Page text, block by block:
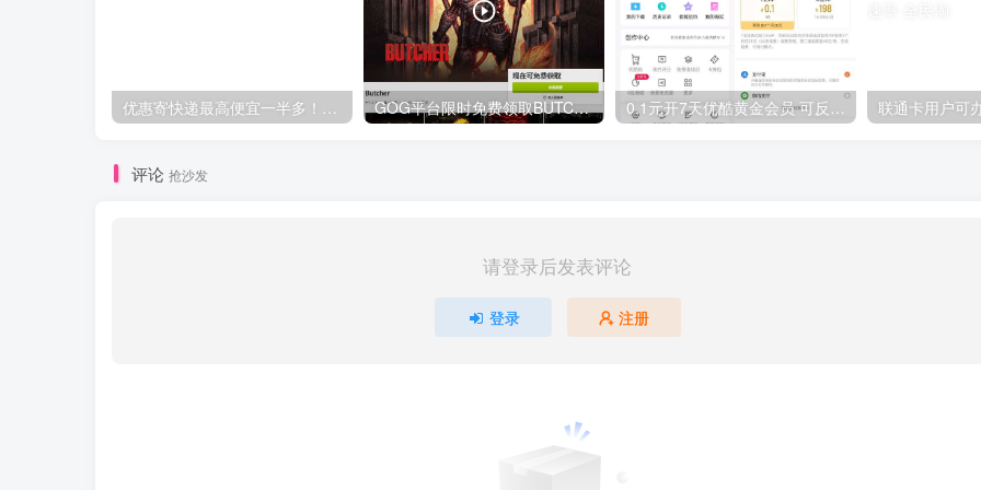
优惠寄快递最高便宜一半多！白鸽惠递 GOG平台限时免费领取BUTCHER（屠夫） 0.1元开7天优酷黄金会员 可反复开通需要关闭自动续费
评论 抢沙发
请登录后发表评论
登录 注册